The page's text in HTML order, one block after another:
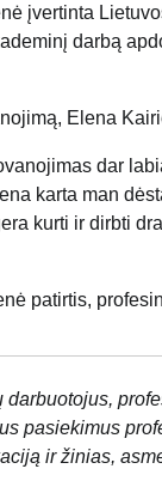
įvertinta
darbą
Elena
dar
karta man
kurti ir dirbti
patirtis,
pasiekimus
ir žinias,